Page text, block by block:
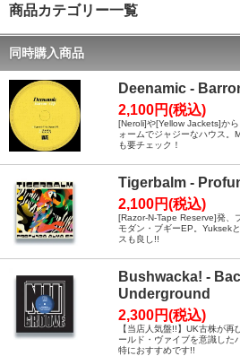
商品カテゴリー一覧
同時購入商品
Deenamic -
2,100円(税込)
[Neroli]や[Yellow Jackets]か
ォームでジャジーなハウス。
も要チェック！
Tigerbalm -
2,100円(税込)
[Razor-N-Tape Reserve]発、
モダン・ブギーEP。Yuksek
スも良し!!
Bushwacka! -
Underground
2,300円(税込)
【当店人気盤!!】UK古株が
ールド・ヴァイブを意識した
特におすすめです!!